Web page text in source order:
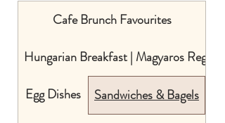
Cafe Brunch Favourites
Hungarian Breakfast | Magyaros Reggelik
Egg Dishes Sandwiches & Bagels